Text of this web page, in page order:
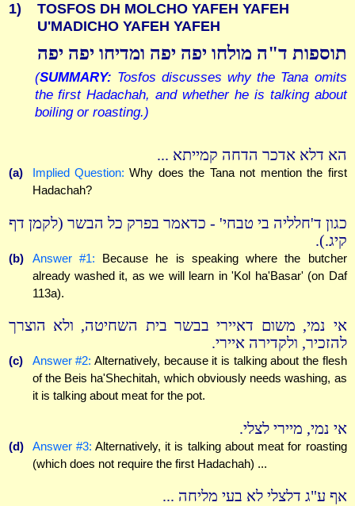
1)
TOSFOS DH MOLCHO YAFEH YAFEH
U'MADICHO YAFEH YAFEH
תוספות ד"ה מולחו יפה יפה ומדיחו יפה יפה
(SUMMARY: Tosfos discusses why the Tana omits
the first Hadachah, and whether he is talking about
boiling or roasting.)
הא דלא אדכר הדחה קמייתא ...
(a) Implied Question: Why does the Tana not mention the first
Hadachah?
כגון ד'חלליה בי טבחי' - כדאמר בפרק כל הבשר (לקמן דף
קיג.).
(b) Answer #1: Because he is speaking where the butcher
already washed it, as we will learn in 'Kol ha'Basar' (on Daf
113a).
אי נמי, משום דאיירי בבשר בית השחיטה, ולא הוצרך
להזכיר, ולקדירה איירי.
(c) Answer #2: Alternatively, because it is talking about the flesh
of the Beis ha'Shechitah, which obviously needs washing, as
it is talking about meat for the pot.
אי נמי, מיירי לצלי.
(d) Answer #3: Alternatively, it is talking about meat for roasting
(which does not require the first Hadachah) ...
אף ע"ג דלצלי לא בעי מליחה ...